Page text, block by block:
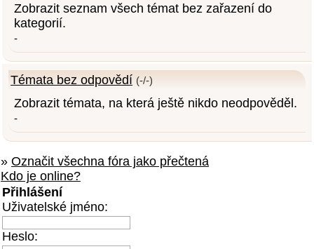
Zobrazit seznam všech témat bez zařazení do
kategorií.
-
Témata bez odpovědí (-/-)
Zobrazit témata, na která ještě nikdo neodpověděl.
-
» Označit všechna fóra jako přečtená
Kdo je online?
Přihlášení
Uživatelské jméno:
Heslo: